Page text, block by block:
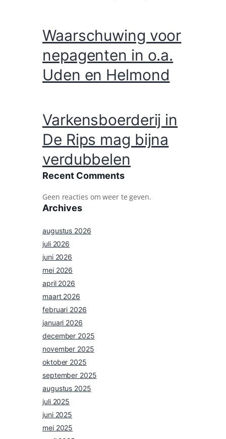
Waarschuwing voor
nepagenten in o.a.
Uden en Helmond
Varkensboerderij in
De Rips mag bijna
verdubbelen
Recent Comments
Geen reacties om weer te geven.
Archives
augustus 2026
juli 2026
juni 2026
mei 2026
april 2026
maart 2026
februari 2026
januari 2026
december 2025
november 2025
oktober 2025
september 2025
augustus 2025
juli 2025
juni 2025
mei 2025